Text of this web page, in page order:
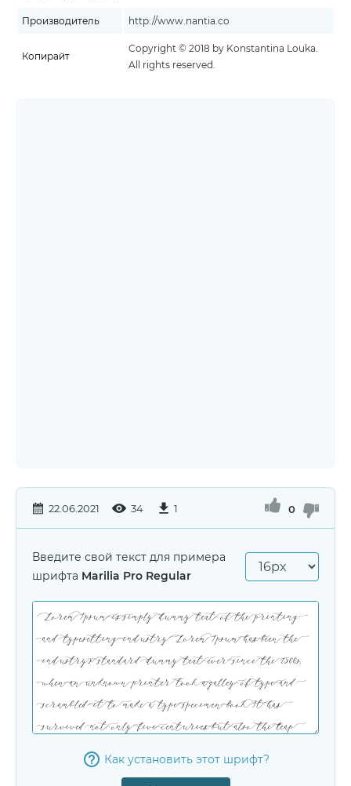
Производитель http://www.nantia.co
Копирайт
Copyright © 2018 by Konstantina Louka.
All rights reserved.
22.06.2021 34 1 0
Введите свой текст для примера
шрифта Marilia Pro Regular
Как установить этот шрифт?